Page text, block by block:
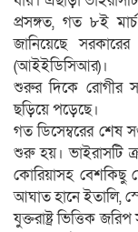
প্রসঙ্গত, গত ৮ই
জানিয়েছে সরকারের
(আইইডিসিআর)।
শুরুর দিকে রোগীর
ছড়িয়ে পড়েছে।
গত ডিসেম্বরের শেষ
শুরু হয়। ভাইরাসটি
কোরিয়াসহ বেশকিছু
আঘাত হানে ইতালি,
যুক্তরাষ্ট্র ভিত্তিক